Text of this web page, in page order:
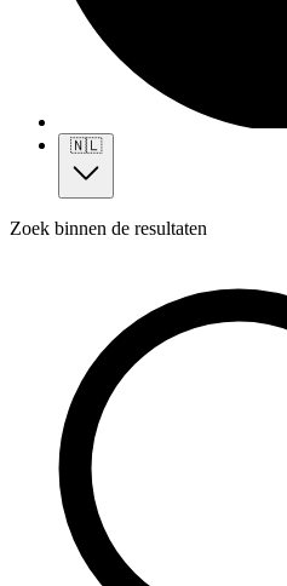
🇳🇱
Zoek binnen de resultaten